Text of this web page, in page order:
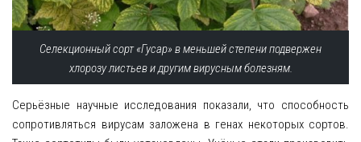
Селекционный сорт «Гусар» в меньшей степени подвержен
хлорозу листьев и другим вирусным болезням.
Серьёзные научные исследования показали, что способность
сопротивляться вирусам заложена в генах некоторых сортов.